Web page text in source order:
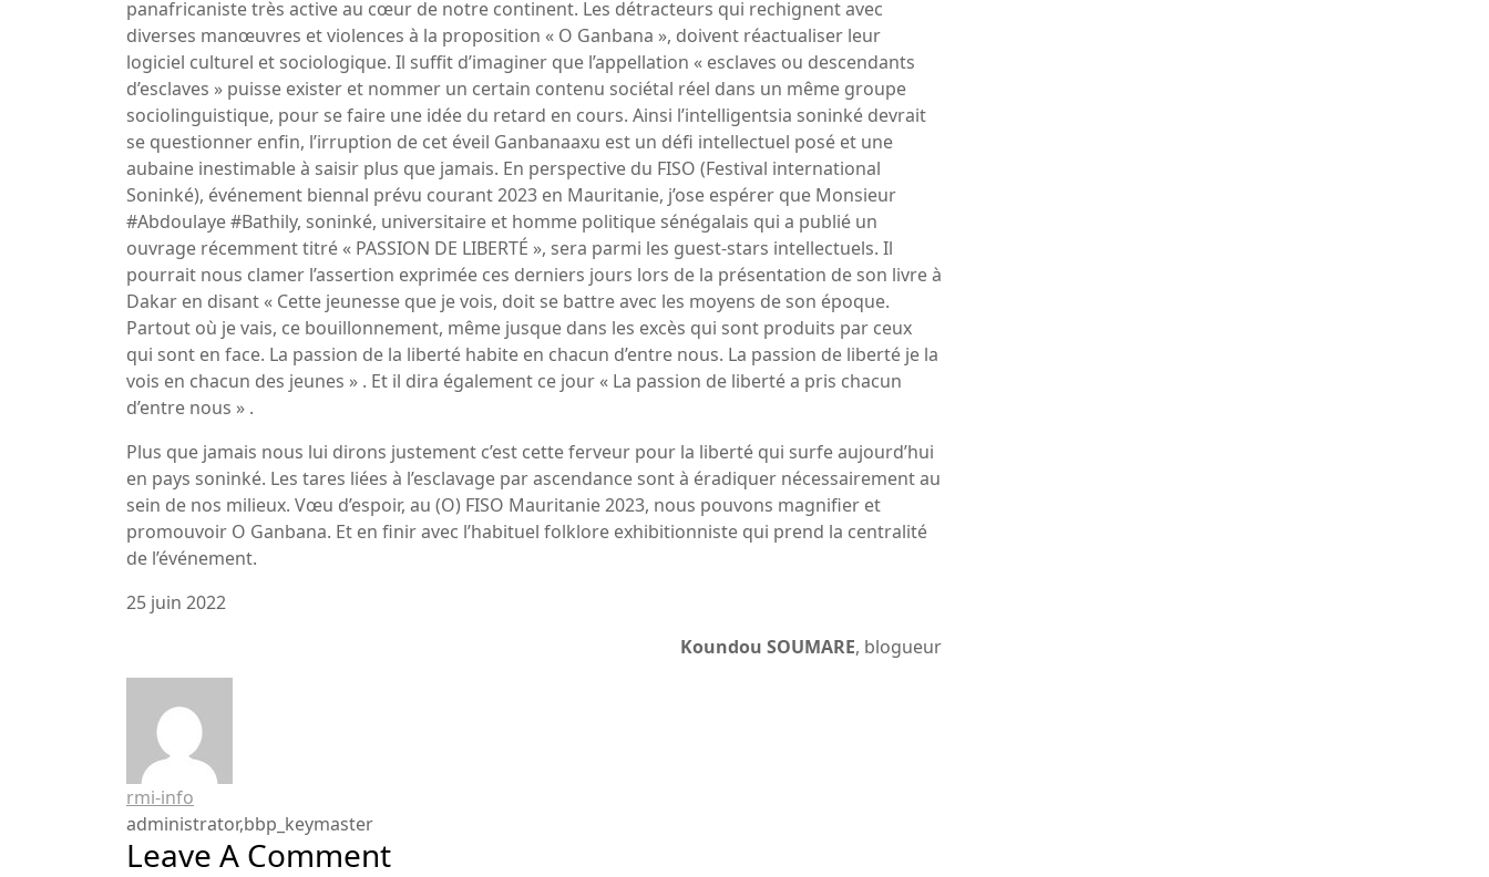
panafricaniste très active au cœur de notre continent. Les détracteurs qui rechignent avec
diverses manœuvres et violences à la proposition « O Ganbana », doivent réactualiser leur
logiciel culturel et sociologique. Il suffit d’imaginer que l’appellation « esclaves ou descendants
d’esclaves » puisse exister et nommer un certain contenu sociétal réel dans un même groupe
sociolinguistique, pour se faire une idée du retard en cours. Ainsi l’intelligentsia soninké devrait
se questionner enfin, l’irruption de cet éveil Ganbanaaxu est un défi intellectuel posé et une
aubaine inestimable à saisir plus que jamais. En perspective du FISO (Festival international
Soninké), événement biennal prévu courant 2023 en Mauritanie, j’ose espérer que Monsieur
#Abdoulaye #Bathily, soninké, universitaire et homme politique sénégalais qui a publié un
ouvrage récemment titré « PASSION DE LIBERTÉ », sera parmi les guest-stars intellectuels. Il
pourrait nous clamer l’assertion exprimée ces derniers jours lors de la présentation de son livre à
Dakar en disant « Cette jeunesse que je vois, doit se battre avec les moyens de son époque.
Partout où je vais, ce bouillonnement, même jusque dans les excès qui sont produits par ceux
qui sont en face. La passion de la liberté habite en chacun d’entre nous. La passion de liberté je la
vois en chacun des jeunes » . Et il dira également ce jour « La passion de liberté a pris chacun
d’entre nous » .
Plus que jamais nous lui dirons justement c’est cette ferveur pour la liberté qui surfe aujourd’hui
en pays soninké. Les tares liées à l’esclavage par ascendance sont à éradiquer nécessairement au
sein de nos milieux. Vœu d’espoir, au (O) FISO Mauritanie 2023, nous pouvons magnifier et
promouvoir O Ganbana. Et en finir avec l’habituel folklore exhibitionniste qui prend la centralité
de l’événement.
25 juin 2022
Koundou SOUMARE, blogueur
rmi-info
administrator,bbp_keymaster
Leave A Comment